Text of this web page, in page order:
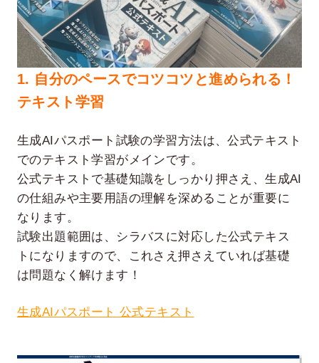
1. 自分のペースでコツコツと進められる！
テキスト学習
生成AIパスポート試験の学習方法は、公式テキスト
でのテキスト学習がメインです。
公式テキストで基礎知識をしっかり押さえ、生成AI
の仕組みや主要用語の理解を深めることが重要に
なります。
試験出題範囲は、シラバスに対応した公式テキス
トになりますので、これさえ押さえていれば基礎
は問題なく解けます！
生成AIパスポート 公式テキスト